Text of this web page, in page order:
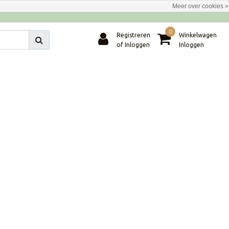
Registreren
of Inloggen
0
Winkelwagen
Inloggen
Meer over cookies »